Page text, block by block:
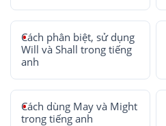
Cách phân biệt, sử dụng
Will và Shall trong tiếng
anh
Cách dùng May và Might
trong tiếng anh